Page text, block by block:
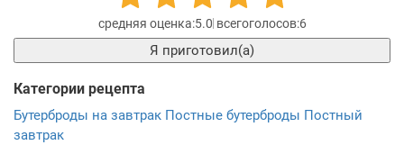
5.0 6
Я приготовил(а)
Категории рецепта
Бутерброды на завтрак Постные бутерброды Постный
завтрак